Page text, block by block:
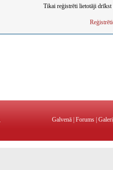
Tikai reģistrēti lietotāji drīkst
Galvenā Forums